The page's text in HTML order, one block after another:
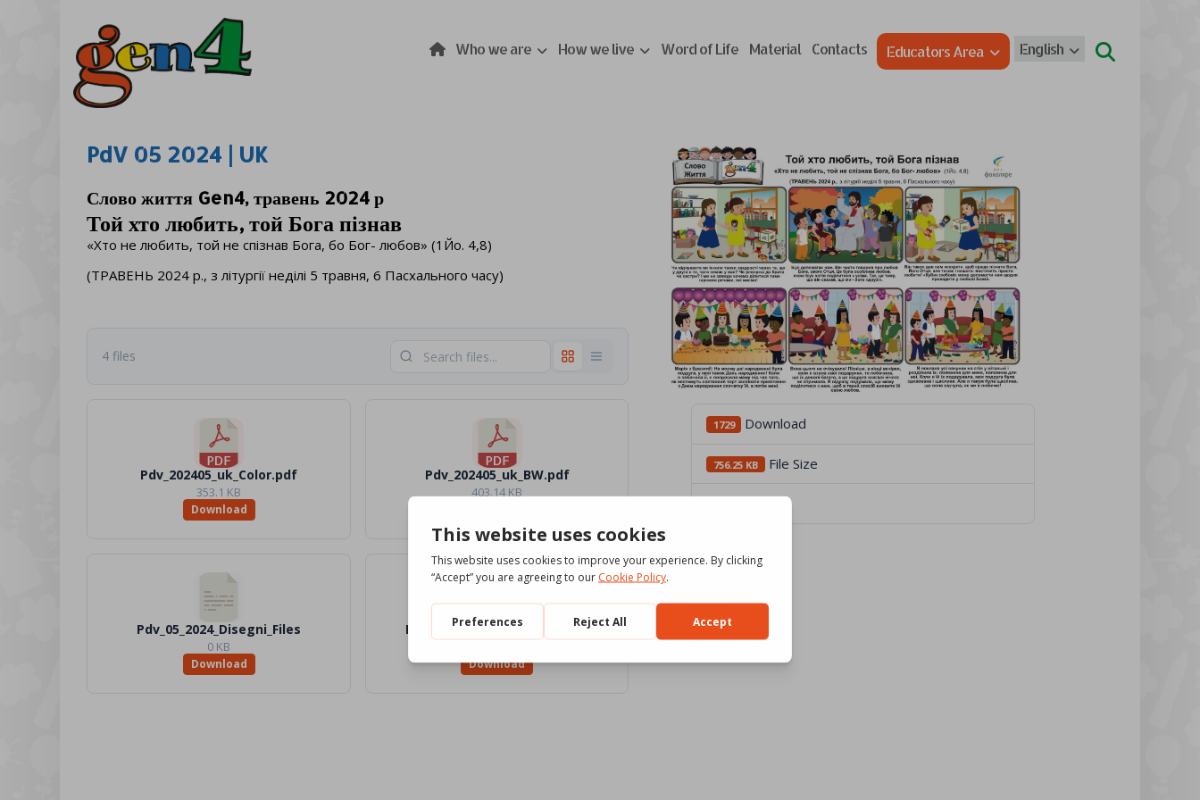
Who we are How we live Word of Life Material Contacts Educators Area English
PdV 05 2024 | UK
Слово життя Gen4, травень 2024 р
Той хто любить, той Бога пізнав
«Хто не любить, той не спізнав Бога, бо Бог- любов» (1Йо. 4,8)
(ТРАВЕНЬ 2024 р., з літургії неділі 5 травня, 6 Пасхального часу)
4 files
Pdv_202405_uk_Color.pdf
353.1 KB
Download
Pdv_202405_uk_BW.pdf
403.14 KB
Pdv_05_2024_Disegni_Files
0 KB
Download
Pdv_05_2024_Traduttori_Files
Download
1729 Download
756.25 KB File Size
File Count